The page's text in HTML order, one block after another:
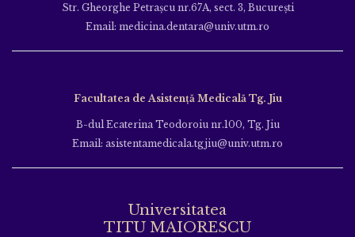
Str. Gheorghe Petraşcu nr.67A, sect. 3, Bucureşti
Email: medicina.dentara@univ.utm.ro
Facultatea de Asistență Medicală Tg. Jiu
B-dul Ecaterina Teodoroiu nr.100, Tg. Jiu
Email: asistentamedicala.tgjiu@univ.utm.ro
Universitatea
TITU MAIORESCU